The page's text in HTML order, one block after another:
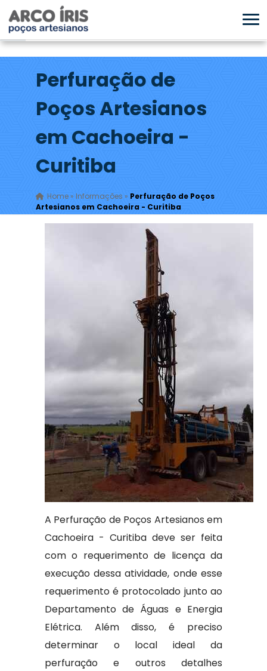
Perfuração de
Poços Artesianos
em Cachoeira -
Curitiba
Home» Informações » Perfuração de Poços
Artesianos em Cachoeira - Curitiba
A Perfuração de Poços Artesianos em
Cachoeira - Curitiba deve ser feita
com o requerimento de licença da
execução dessa atividade, onde esse
requerimento é protocolado junto ao
Departamento de Águas e Energia
Elétrica. Além disso, é preciso
determinar o local ideal da
perfuração e outros detalhes